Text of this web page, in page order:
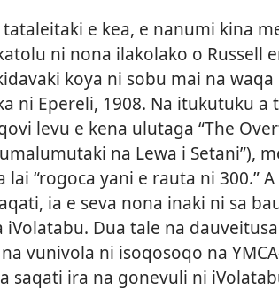
e kea, e nanumi kina
ni nona ilakolako o Russell
koya ni sobu mai na
ni Epereli, 1908. Na itukutuku
levu e kena ulutaga “The
na Lewa i Setani”),
lai “rogoca yani e rauta ni 300.”
ia e seva nona inaki ni sa
iVolatabu. Dua tale na
na vunivola ni isoqosoqo na
saqati ira na gonevuli ni